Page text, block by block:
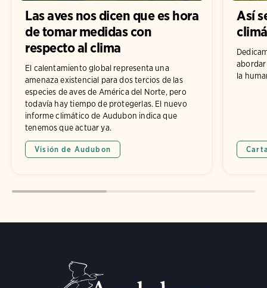
Las aves nos dicen que es hora
de tomar medidas con
respecto al clima
El calentamiento global representa una
amenaza existencial para dos tercios de las
especies de aves de América del Norte, pero
todavía hay tiempo de protegerlas. El nuevo
informe climático de Audubon indica que
tenemos que actuar ya.
Visión de Audubon
Así
la